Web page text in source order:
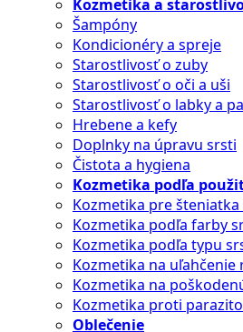
Kozmetika a
Šampóny
Kondicionéry a spreje
Starostlivosť o zuby
Starostlivosť o oči a uši
Starostlivosť o labky a
Hrebene a kefy
Doplnky na úpravu srsti
Čistota a hygiena
Kozmetika podľa
Kozmetika pre
Kozmetika podľa farby
Kozmetika podľa typu
Kozmetika na uľahčenie
Kozmetika na
Kozmetika proti
Oblečenie